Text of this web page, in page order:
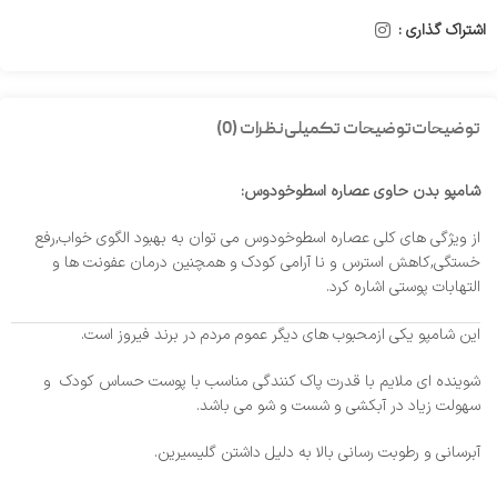
اشتراک گذاری :
توضیحاتتوضیحات تکمیلینظرات (0)
شامپو بدن حاوی عصاره اسطوخودوس:
از ویژگی های کلی عصاره اسطوخودوس می توان به بهبود الگوی خواب,رفع
خستگی,کاهش استرس و نا آرامی کودک و همچنین درمان عفونت ها و
التهابات پوستی اشاره کرد.
این شامپو یکی ازمحبوب های دیگر عموم مردم در برند فیروز است.
شوینده ای ملایم با قدرت پاک کنندگی مناسب با پوست حساس کودک و
سهولت زیاد در آبکشی و شست و شو می باشد.
آبرسانی و رطوبت رسانی بالا به دلیل داشتن گلیسیرین.